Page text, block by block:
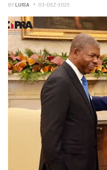
BY LUISA 03-DEZ-2025